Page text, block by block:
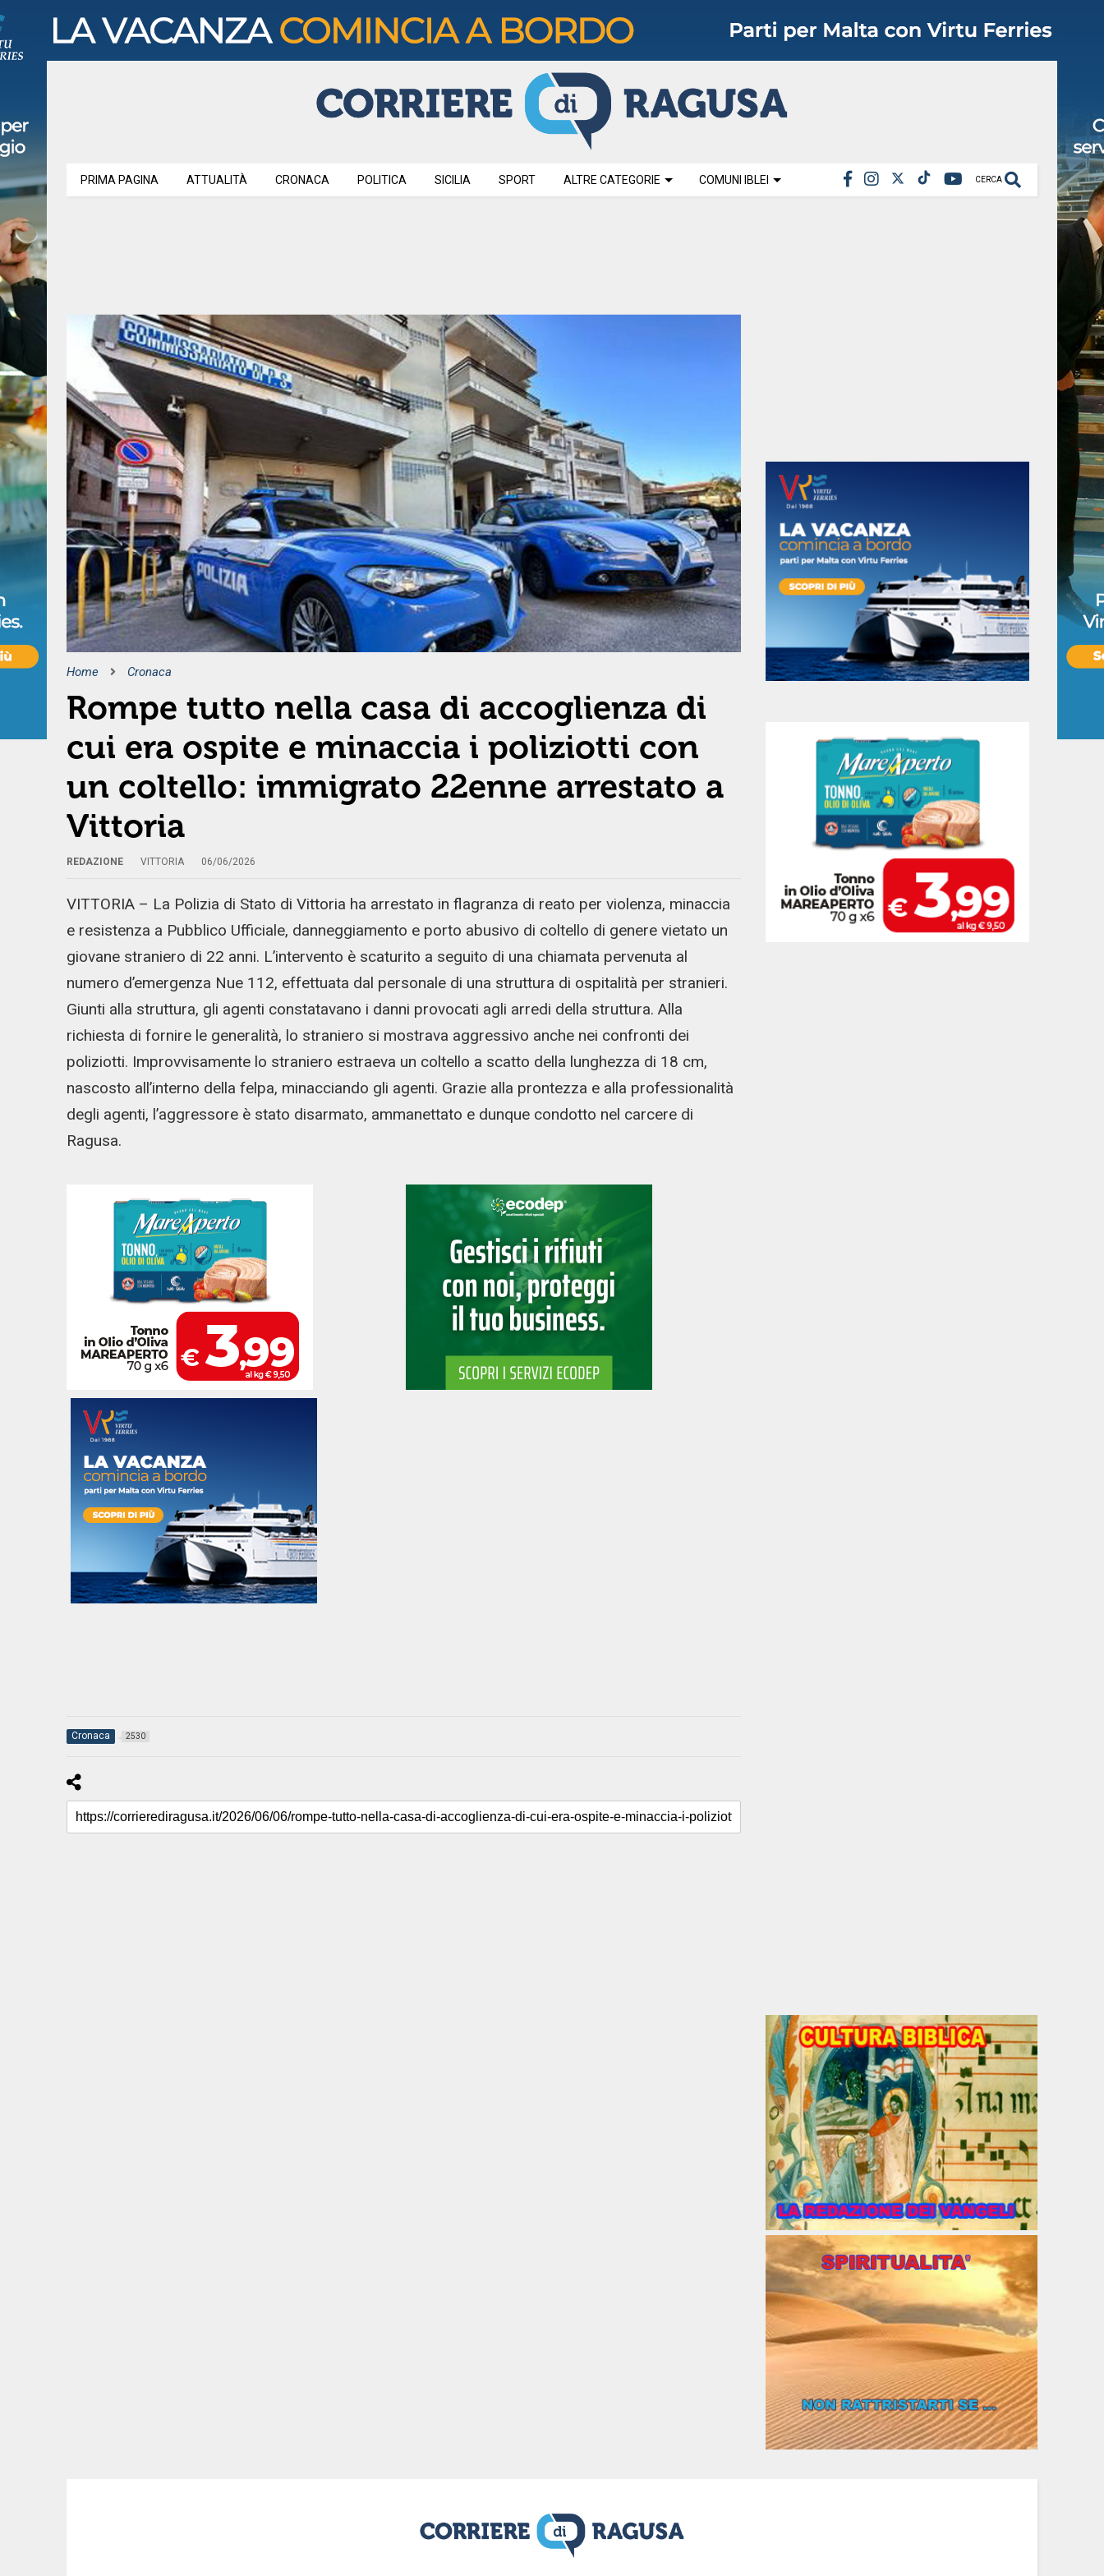
CERCA
PRIMA PAGINA ATTUALITÀ CRONACA POLITICA SICILIA SPORT ALTRE CATEGORIE COMUNI IBLEI
Home Cronaca
Rompe tutto nella casa di accoglienza di
cui era ospite e minaccia i poliziotti con
un coltello: immigrato 22enne arrestato a
Vittoria
REDAZIONE VITTORIA 06/06/2026
VITTORIA – La Polizia di Stato di Vittoria ha arrestato in flagranza di reato per violenza, minaccia
e resistenza a Pubblico Ufficiale, danneggiamento e porto abusivo di coltello di genere vietato un
giovane straniero di 22 anni. L’intervento è scaturito a seguito di una chiamata pervenuta al
numero d’emergenza Nue 112, effettuata dal personale di una struttura di ospitalità per stranieri.
Giunti alla struttura, gli agenti constatavano i danni provocati agli arredi della struttura. Alla
richiesta di fornire le generalità, lo straniero si mostrava aggressivo anche nei confronti dei
poliziotti. Improvvisamente lo straniero estraeva un coltello a scatto della lunghezza di 18 cm,
nascosto all’interno della felpa, minacciando gli agenti. Grazie alla prontezza e alla professionalità
degli agenti, l’aggressore è stato disarmato, ammanettato e dunque condotto nel carcere di
Ragusa.
Cronaca 2530